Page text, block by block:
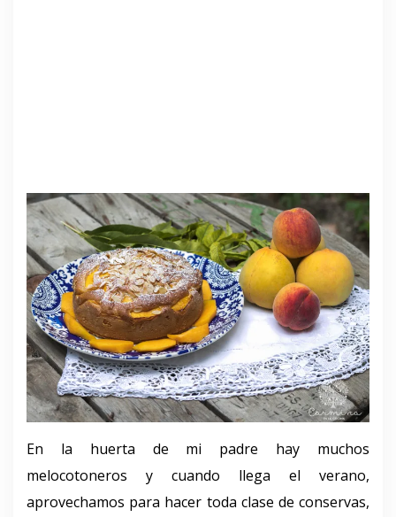
En la huerta de mi padre hay muchos
melocotoneros y cuando llega el verano,
aprovechamos para hacer toda clase de conservas,